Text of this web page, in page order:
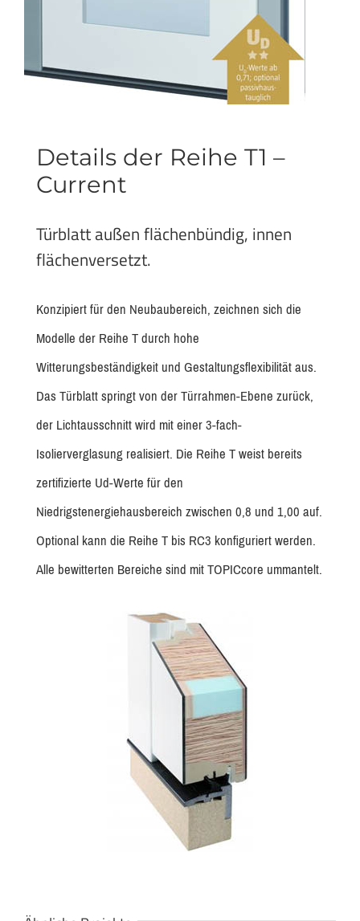
Details der Reihe T1 –
Current
Türblatt außen flächenbündig, innen
flächenversetzt.
Konzipiert für den Neubaubereich, zeichnen sich die
Modelle der Reihe T durch hohe
Witterungsbeständigkeit und Gestaltungsflexibilität aus.
Das Türblatt springt von der Türrahmen-Ebene zurück,
der Lichtausschnitt wird mit einer 3-fach-
Isolierverglasung realisiert. Die Reihe T weist bereits
zertifizierte Ud-Werte für den
Niedrigstenergiehausbereich zwischen 0,8 und 1,00 auf.
Optional kann die Reihe T bis RC3 konfiguriert werden.
Alle bewitterten Bereiche sind mit TOPICcore ummantelt.